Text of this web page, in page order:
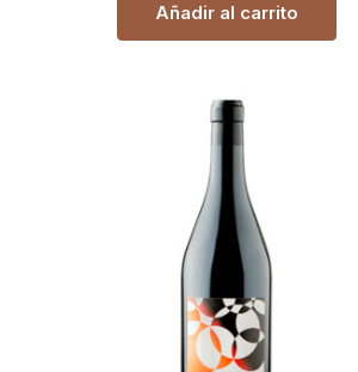
Añadir al carrito